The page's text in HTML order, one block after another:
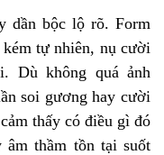
dần bộc lộ rõ. Form
kém tự nhiên, nụ cười
Dù không quá ảnh
soi gương hay cười
thấy có điều gì đó
thầm tồn tại suốt